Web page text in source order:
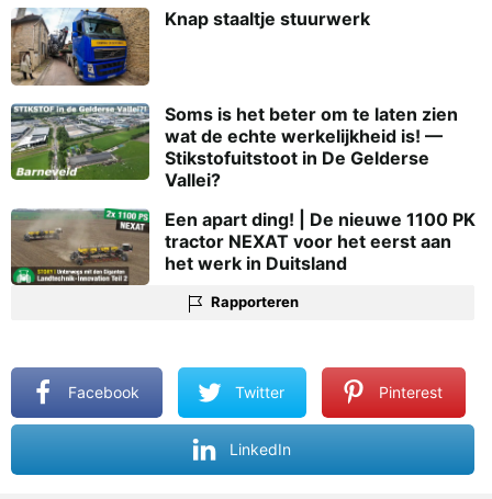
Knap staaltje stuurwerk
Soms is het beter om te laten zien
wat de echte werkelijkheid is! —
Stikstofuitstoot in De Gelderse
Vallei?
Een apart ding! | De nieuwe 1100 PK
tractor NEXAT voor het eerst aan
het werk in Duitsland
Rapporteren
Facebook Twitter Pinterest
LinkedIn